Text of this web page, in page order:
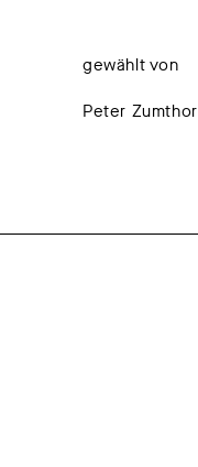
gewählt von
Peter Zumthor